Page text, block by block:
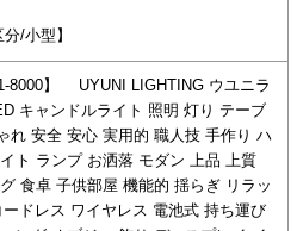
分/小型】
8000】 UYUNI LIGHTING ウユニラ
キャンドルライト 照明 灯り テーブ
れ 安全 安心 実用的 職人技 手作り ハ
ト ランプ お洒落 モダン 上品 上質
食卓 子供部屋 機能的 揺らぎ リラッ
ドレス ワイヤレス 電池式 持ち運び